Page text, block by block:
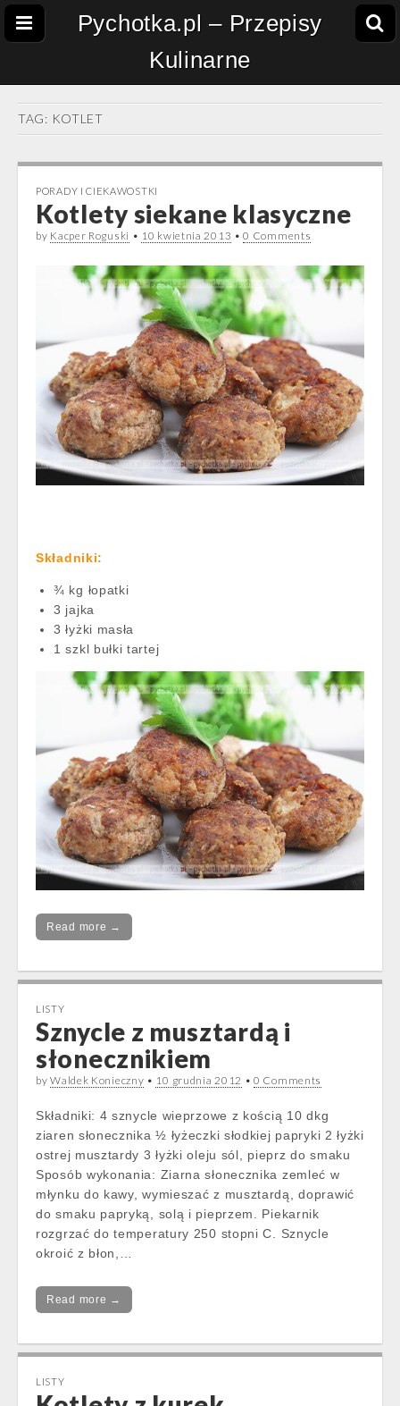
Pychotka.pl – Przepisy
Kulinarne
TAG: KOTLET
PORADY I CIEKAWOSTKI
Kotlety siekane klasyczne
by Kacper Roguski • 10 kwietnia 2013 •0 Comments
Składniki:
¾ kg łopatki
3 jajka
3 łyżki masła
1 szkl bułki tartej
Read more →
LISTY
Sznycle z musztardą i
słonecznikiem
byWaldek Konieczny • 10 grudnia 2012 •0 Comments
Składniki: 4 sznycle wieprzowe z kością 10 dkg
ziaren słonecznika ½ łyżeczki słodkiej papryki 2 łyżki
ostrej musztardy 3 łyżki oleju sól, pieprz do smaku
Sposób wykonania: Ziarna słonecznika zemleć w
młynku do kawy, wymieszać z musztardą, doprawić
do smaku papryką, solą i pieprzem. Piekarnik
rozgrzać do temperatury 250 stopni C. Sznycle
okroić z błon,…
Read more →
LISTY